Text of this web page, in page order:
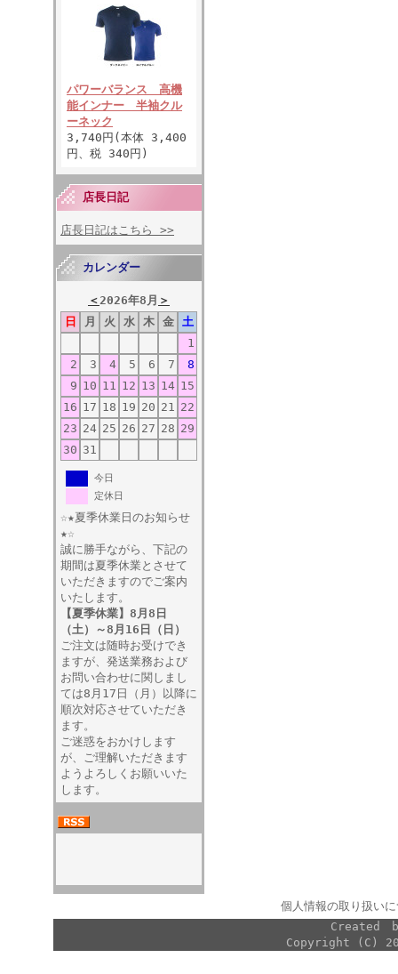
パワーバランス 高機
能インナー 半袖クル
ーネック
3,740円(本体 3,400
円、税 340円)
店長日記
店長日記はこちら >>
カレンダー
＜ 2026年8月 ＞
日
月 火 水 木 金
土
1
2
3 4 5 6 7
8
9 10 11 12 13 14 15
16 17 18 19 20 21
22
23 24 25 26 27 28 29
30 31
今日
定休日
☆★夏季休業日のお知らせ
★☆
誠に勝手ながら、下記の
期間は夏季休業とさせて
いただきますのでご案内
いたします。
【夏季休業】8月8日
（土）～8月16日（日）
ご注文は随時お受けでき
ますが、発送業務および
お問い合わせに関しまし
ては8月17日（月）以降に
順次対応させていただき
ます。
ご迷惑をおかけします
が、ご理解いただきます
ようよろしくお願いいた
します。
個人情報の取り扱い
Created
Copyright (C)